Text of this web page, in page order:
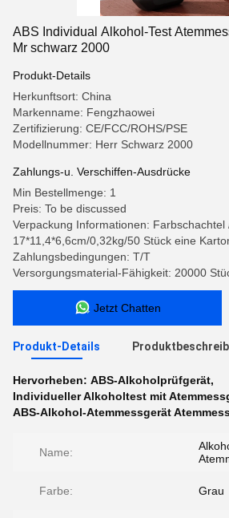
ABS Individual Alkohol-Test
Mr schwarz 2000
Produkt-Details
Herkunftsort: China
Markenname: Fengzhaowei
Zertifizierung: CE/FCC/ROHS/PSE
Modellnummer: Herr Schwarz 2000
Zahlungs-u. Verschiffen-Ausdrücke
Min Bestellmenge: 1
Preis: To be discussed
Verpackung Informationen: Farbschachtel
17*11,4*6,6cm/0,32kg/50 Stück eine
Zahlungsbedingungen: T/T
Versorgungsmaterial-Fähigkeit: 20000
Jetzt Chatten
Produkt-Details
Hervorheben: ABS-Alkoholprüfgerät,
Individueller Alkoholtest mit
ABS-Alkohol-Atemmessgerät
Name:
Farbe: Grau